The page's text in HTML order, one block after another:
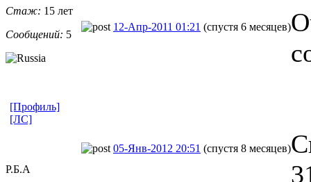
Стаж: 15 лет
Сообщений: 5
12-Апр-2011 01:21 (спустя 6 месяцев)
[Профиль]
[ЛС]
Р.Б.А
05-Янв-2012 20:51 (спустя 8 месяцев)